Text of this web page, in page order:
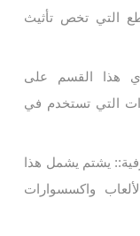
التي تخص تأثيث
هذا القسم على
التي تستخدم في
يشتم يشمل هذا
واكسسوارات